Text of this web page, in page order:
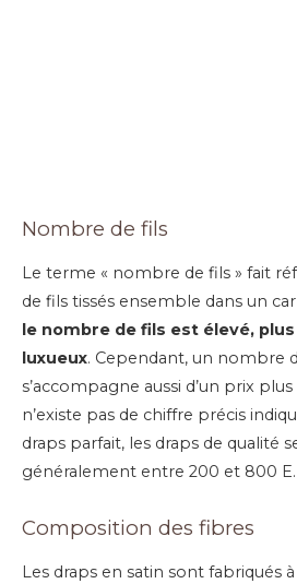
Nombre de fils
Le terme « nombre de fils » fait
de fils tissés ensemble dans un
le nombre de fils est élevé,
luxueux. Cependant, un nombre
s’accompagne aussi d’un prix plus
n’existe pas de chiffre précis
draps parfait, les draps de qualité
généralement entre 200 et 800 E.
Composition des fibres
Les draps en satin sont fabriqués